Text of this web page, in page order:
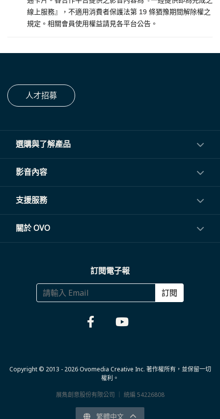
線上服務』，不適用消費者保護法第 19 條猶豫期間解除權之
規定。相關會員使用權益請見各平台公告。
人才招募
選購與了解產品
投影機
閨蜜機與電視
電視盒與周邊
福利品專區
影音內容
影音訂閱
支援服務
常見問題
哪裡購買
關於 OVO
訂閱電子報
訂閱
Copyright © 2013 - 2026 Ovomedia Creative Inc. 著作權所有，並保留一切
權利。
展雋創意股份有限公司 ｜ 統編 54226808
繁體中文